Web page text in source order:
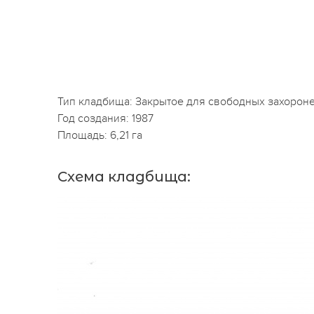
Тип кладбища: Закрытое для свободных
Год создания: 1987
Площадь: 6,21 га
Схема кладбища: